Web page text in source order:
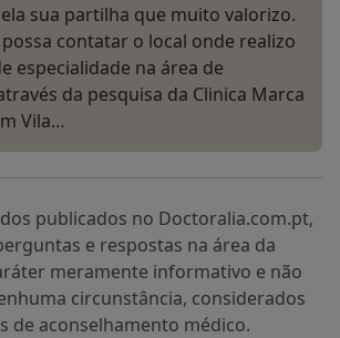
sua partilha que muito valorizo.
contatar o local onde realizo
especialidade na área de
da pesquisa da Clinica Marca
Vila…
publicados no Doctoralia.com.pt,
e respostas na área da
meramente informativo e não
circunstância, considerados
de aconselhamento médico.